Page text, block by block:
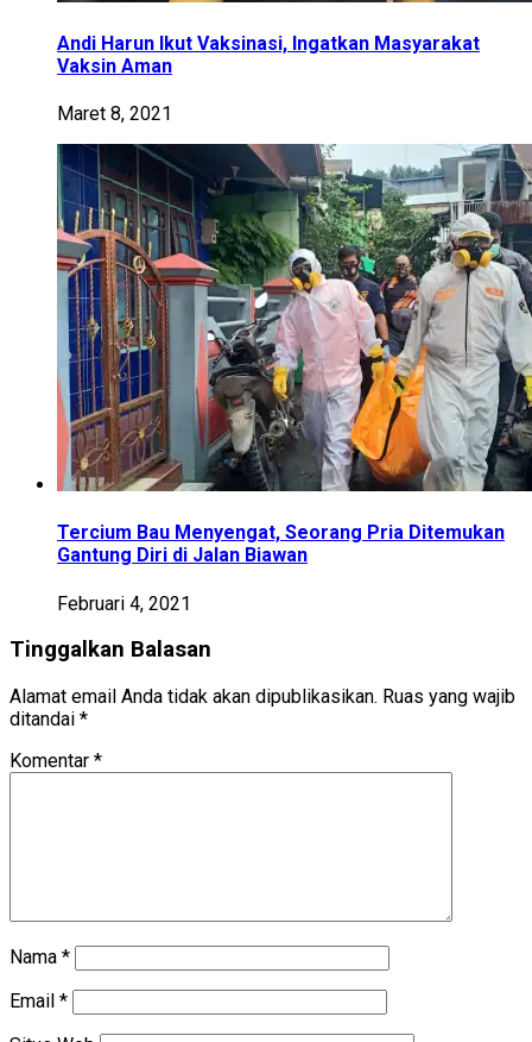
Andi Harun Ikut Vaksinasi, Ingatkan Masyarakat
Vaksin Aman
Maret 8, 2021
Tercium Bau Menyengat, Seorang Pria Ditemukan
Gantung Diri di Jalan Biawan
Februari 4, 2021
Tinggalkan Balasan
Alamat email Anda tidak akan dipublikasikan. Ruas yang wajib
ditandai *
Komentar *
Nama *
Email *